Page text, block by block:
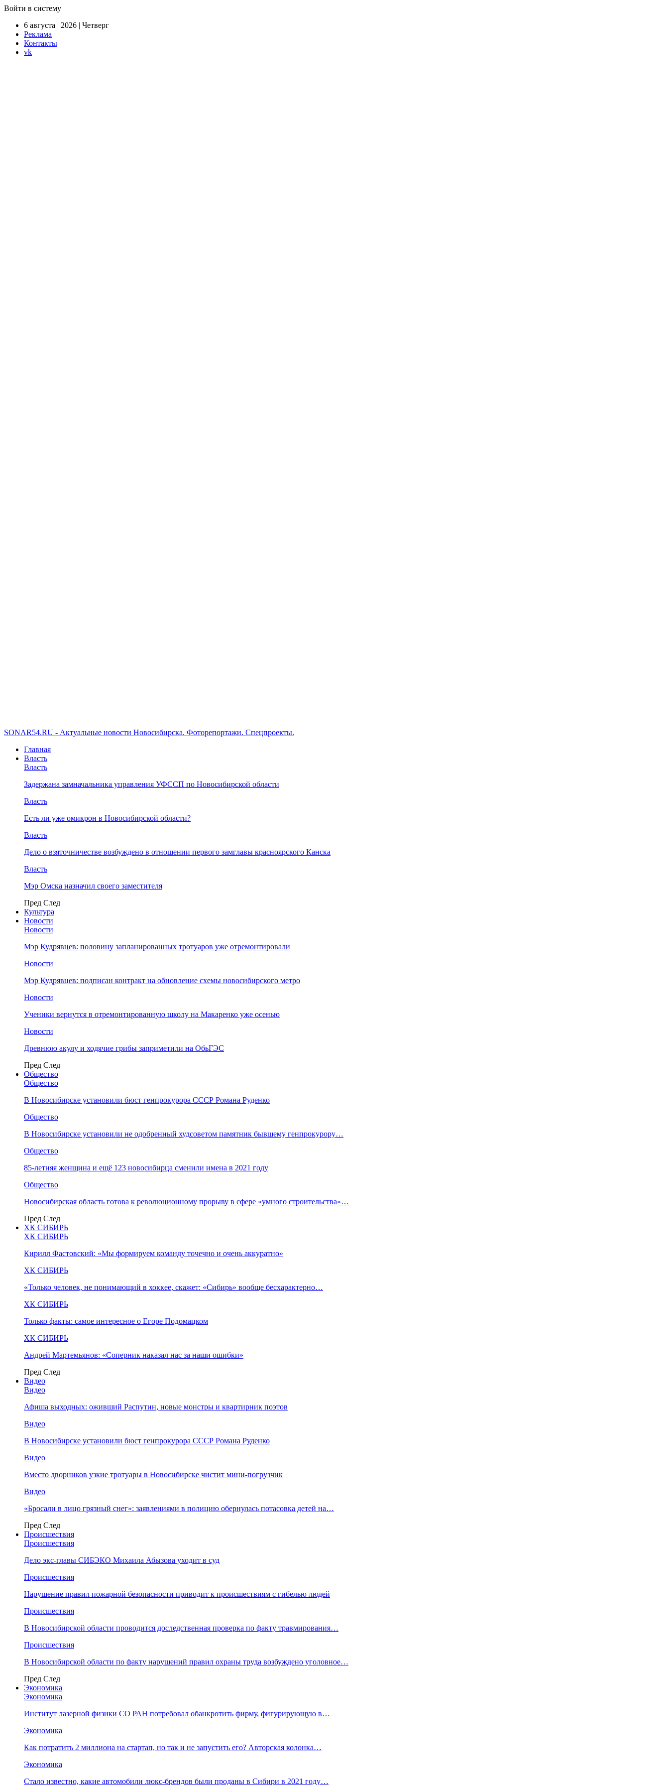
Войти в систему
6 августа | 2026 | Четверг
Реклама
Контакты
vk
SONAR54.RU - Актуальные новости Новосибирска. Фоторепортажи. Спецпроекты.
Главная
Власть
Власть
Задержана замначальника управления УФССП по Новосибирской области
Власть
Есть ли уже омикрон в Новосибирской области?
Власть
Дело о взяточничестве возбуждено в отношении первого замглавы красноярского Канска
Власть
Мэр Омска назначил своего заместителя
Пред След
Культура
Новости
Новости
Мэр Кудрявцев: половину запланированных тротуаров уже отремонтировали
Новости
Мэр Кудрявцев: подписан контракт на обновление схемы новосибирского метро
Новости
Ученики вернутся в отремонтированную школу на Макаренко уже осенью
Новости
Древнюю акулу и ходячие грибы заприметили на ОбьГЭС
Пред След
Общество
Общество
В Новосибирске установили бюст генпрокурора СССР Романа Руденко
Общество
В Новосибирске установили не одобренный худсоветом памятник бывшему генпрокурору…
Общество
85-летняя женщина и ещё 123 новосибирца сменили имена в 2021 году
Общество
Новосибирская область готова к революционному прорыву в сфере «умного строительства»…
Пред След
ХК СИБИРЬ
ХК СИБИРЬ
Кирилл Фастовский: «Мы формируем команду точечно и очень аккуратно»
ХК СИБИРЬ
«Только человек, не понимающий в хоккее, скажет: «Сибирь» вообще бесхарактерно…
ХК СИБИРЬ
Только факты: самое интересное о Егоре Подомацком
ХК СИБИРЬ
Андрей Мартемьянов: «Соперник наказал нас за наши ошибки»
Пред След
Видео
Видео
Афиша выходных: оживший Распутин, новые монстры и квартирник поэтов
Видео
В Новосибирске установили бюст генпрокурора СССР Романа Руденко
Видео
Вместо дворников узкие тротуары в Новосибирске чистит мини-погрузчик
Видео
«Бросали в лицо грязный снег»: заявлениями в полицию обернулась потасовка детей на…
Пред След
Происшествия
Происшествия
Дело экс-главы СИБЭКО Михаила Абызова уходит в суд
Происшествия
Нарушение правил пожарной безопасности приводит к происшествиям с гибелью людей
Происшествия
В Новосибирской области проводится доследственная проверка по факту травмирования…
Происшествия
В Новосибирской области по факту нарушений правил охраны труда возбуждено уголовное…
Пред След
Экономика
Экономика
Институт лазерной физики СО РАН потребовал обанкротить фирму, фигурирующую в…
Экономика
Как потратить 2 миллиона на стартап, но так и не запустить его? Авторская колонка…
Экономика
Стало известно, какие автомобили люкс-брендов были проданы в Сибири в 2021 году…